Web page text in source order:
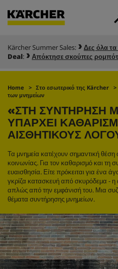
Καλάθι
Αγαπημένα
Kärcher Summer Sales: Δες όλα
Deal: Απόκτησε σκούπες
Home Στο εσωτερικό της Kärcher
των μνημείων
«ΣΤΗ ΣΥΝΤΗΡΗΣΗ
ΥΠΑΡΧΕΙ
ΑΙΣΘΗΤΙΚΟΥΣ
Τα μνημεία κατέχουν σημαντική θέση
κοινωνίας. Για τον καθαρισμό και τη
ευαισθησία. Είτε πρόκειται για ένα
γκρίζα κατασκευή από σκυρόδεμα - η
απλώς από την εμφάνισή του. Μια
θέματα συντήρησης μνημείων.